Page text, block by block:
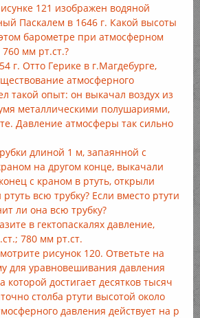
121 изображен водяной
Паскалем в 1646 г. Какой высоты
барометре при атмосферном
мм рт.ст.?
г. Отто Герике в г.Магдебурге,
атмосферного
такой опыт: он выкачал воздух из
металлическими полушариями,
Давление атмосферы так сильно
длиной 1 м, запаянной с
на другом конце, выкачали
с краном в ртуть, открыли
всю трубку? Если вместо ртути
ли она всю трубку?
в гектопаскалях давление,
780 мм рт.ст.
рисунок 120. Ответьте на
для уравновешивания давления
достигает десятков тысяч
столба ртути высотой около
давления действует на р